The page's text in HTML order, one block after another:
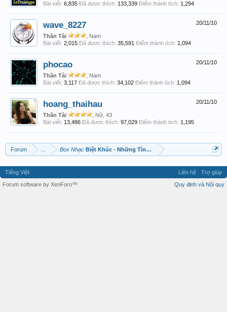
Bài viết: 6,835 Đã được thích: 133,339 Điểm thành tích: 1,294
20/11/10
wave_8227
Thần Tài
, Nam
Bài viết: 2,015 Đã được thích: 35,591 Điểm thành tích: 1,094
20/11/10
phocao
Thần Tài
, Nam
Bài viết: 3,117 Đã được thích: 34,102 Điểm thành tích: 1,094
20/11/10
hoang_thaihau
Thần Tài
, Nữ, 43
Bài viết: 13,486 Đã được thích: 97,029 Điểm thành tích: 1,195
Forum Box Nhạc Biệt Khúc - Những Tình Khúc Bất Hủ...
Tiếng Việt Liên hệ
Trợ giúp
Quy định và Nội quy
Forum software by XenForo™